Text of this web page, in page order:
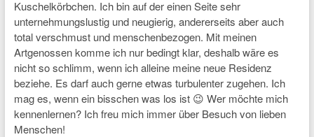
Kuschelkörbchen. Ich bin auf der einen Seite sehr
unternehmungslustig und neugierig, andererseits aber auch
total verschmust und menschenbezogen. Mit meinen
Artgenossen komme ich nur bedingt klar, deshalb wäre es
nicht so schlimm, wenn ich alleine meine neue Residenz
beziehe. Es darf auch gerne etwas turbulenter zugehen. Ich
mag es, wenn ein bisschen was los ist 😉 Wer möchte mich
kennenlernen? Ich freu mich immer über Besuch von lieben
Menschen!